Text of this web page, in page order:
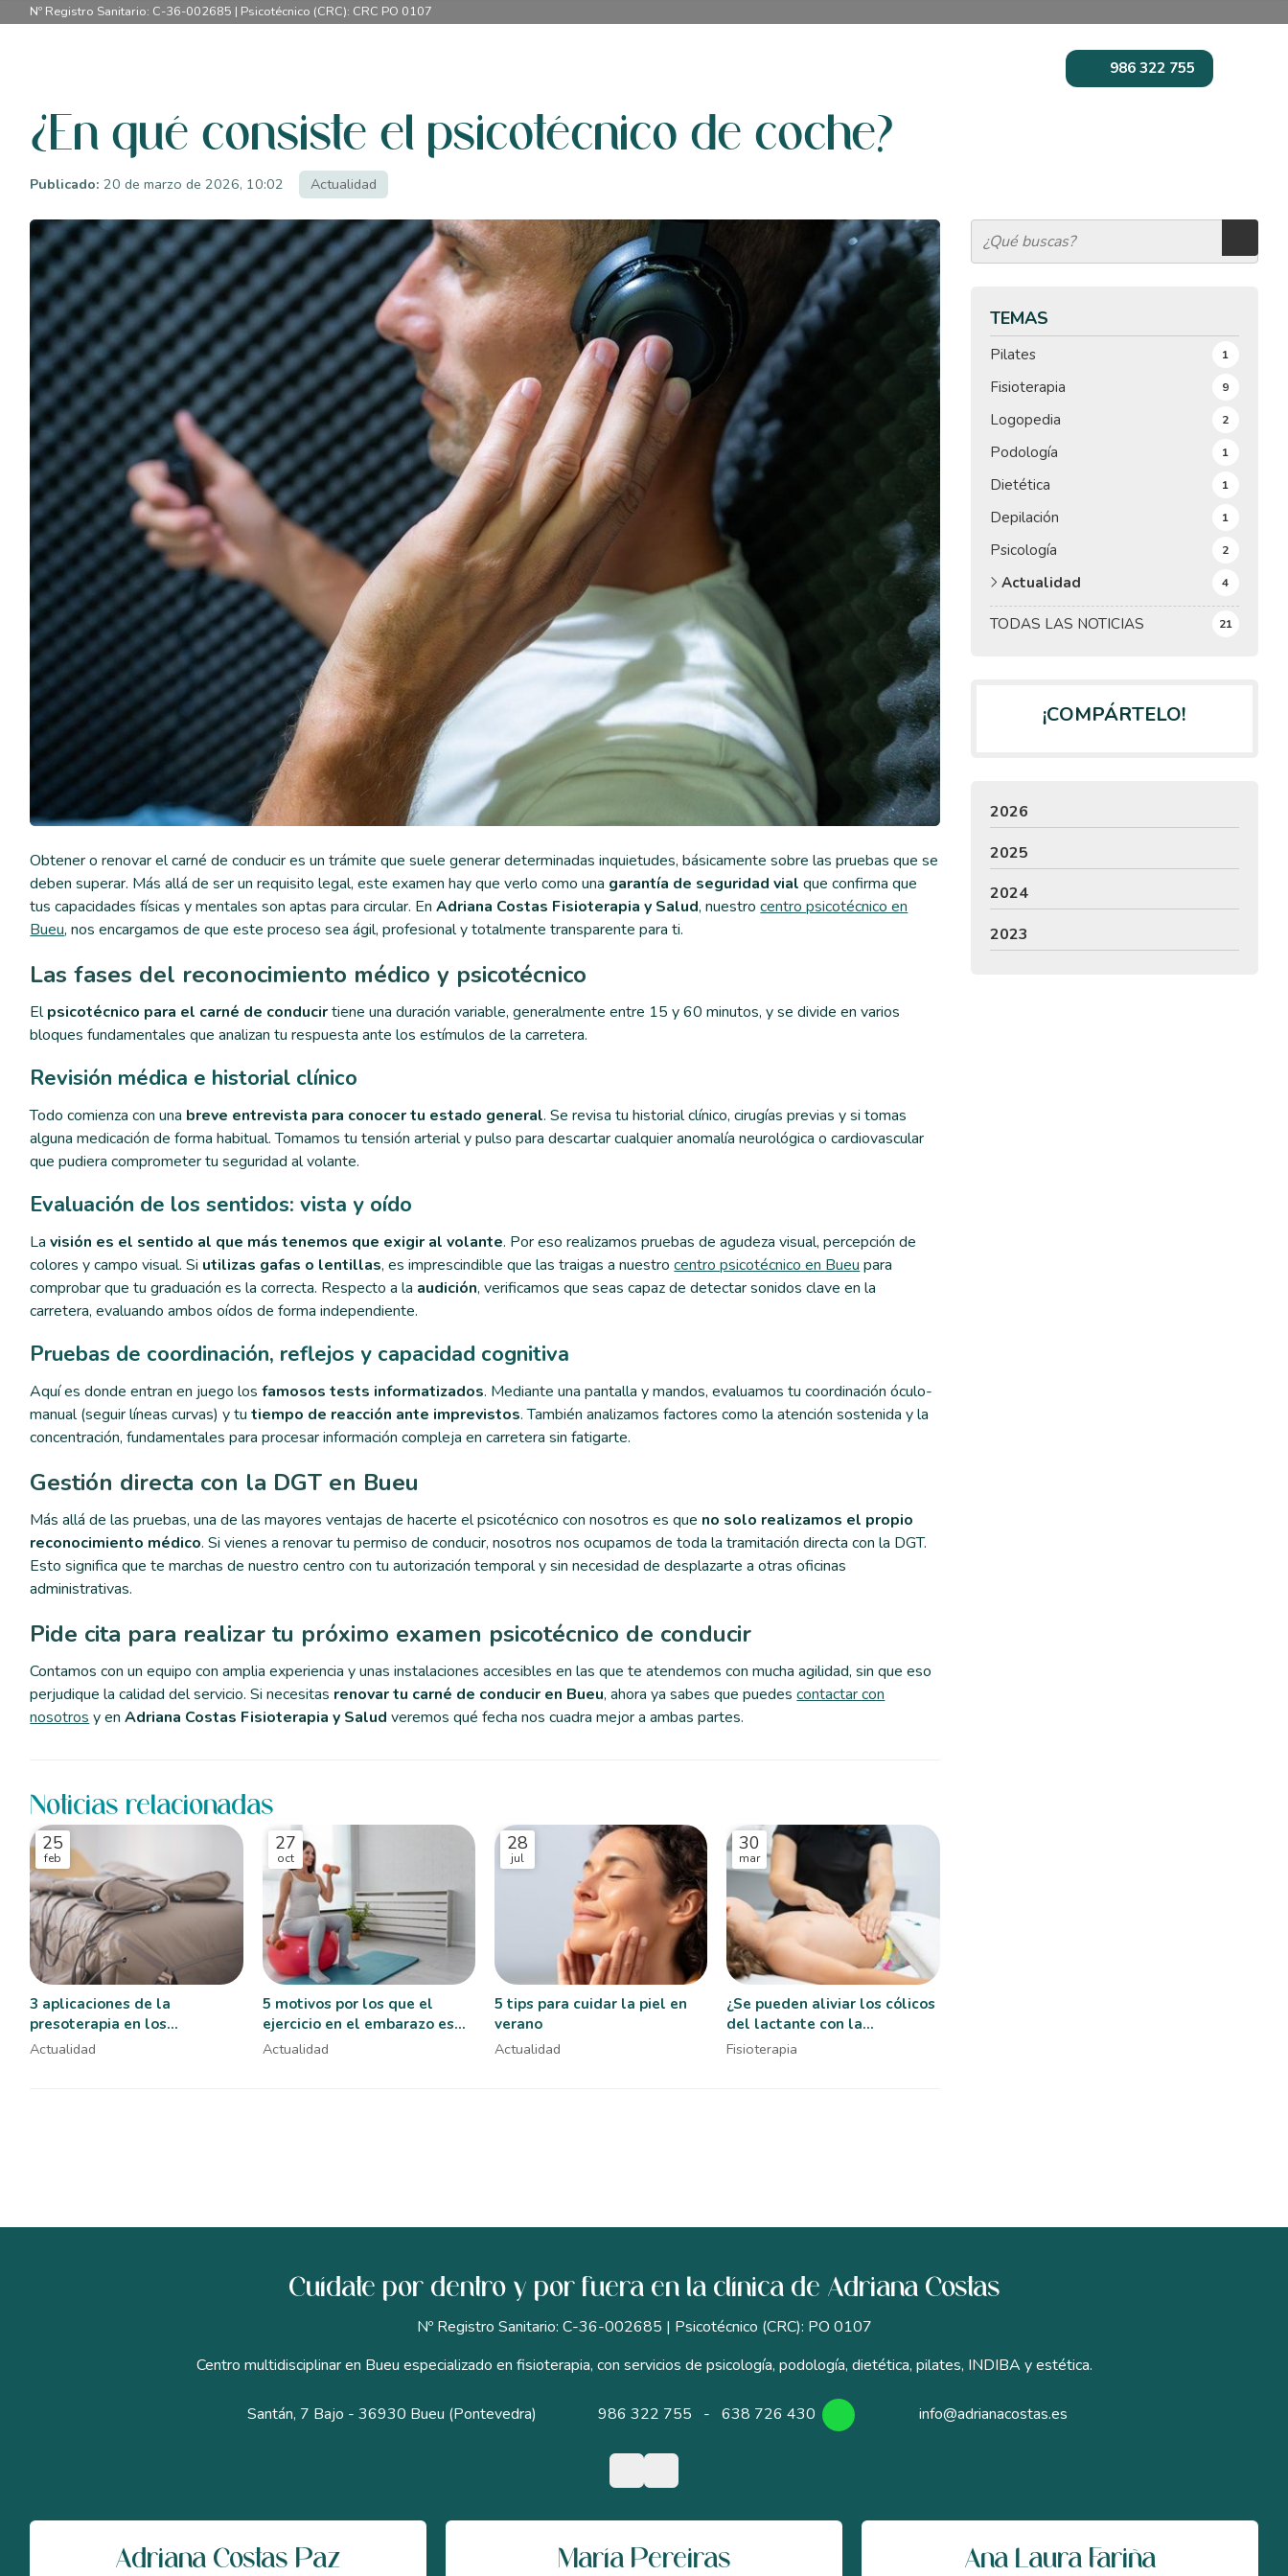
Nº Registro Sanitario: C-36-002685 | Psicotécnico (CRC): CRC PO 0107
986 322 755
¿En qué consiste el psicotécnico de coche?
Publicado: 20 de marzo de 2026, 10:02 Actualidad
TEMAS
TODAS LAS NOTICIAS 21
Pilates 1
Fisioterapia 9
Logopedia 2
Podología 1
Dietética 1
Depilación 1
Psicología 2
Actualidad 4
Obtener o renovar el carné de conducir es un trámite que suele generar determinadas inquietudes, básicamente sobre las pruebas que se
deben superar. Más allá de ser un requisito legal, este examen hay que verlo como una garantía de seguridad vial que confirma que
tus capacidades físicas y mentales son aptas para circular. EnAdriana Costas Fisioterapia y Salud, nuestrocentro psicotécnico en
Bueu, nos encargamos de que este proceso sea ágil, profesional y totalmente transparente para ti.
Las fases del reconocimiento médico y psicotécnico
Elpsicotécnico para el carné de conducirtiene una duración variable, generalmente entre 15 y 60 minutos, y se divide en varios
bloques fundamentales que analizan tu respuesta ante los estímulos de la carretera.
Revisión médica e historial clínico
Todo comienza con una breve entrevista para conocer tu estado general. Se revisa tu historial clínico, cirugías previas y si tomas
alguna medicación de forma habitual. Tomamos tu tensión arterial y pulso para descartar cualquier anomalía neurológica o cardiovascular
que pudiera comprometer tu seguridad al volante.
Evaluación de los sentidos: vista y oído
Lavisión es el sentido al que más tenemos que exigir al volante. Por eso realizamos pruebas de agudeza visual, percepción de
colores y campo visual. Si utilizas gafas o lentillas, es imprescindible que las traigas a nuestrocentro psicotécnico en Bueu para
comprobar que tu graduación es la correcta. Respecto a la audición, verificamos que seas capaz de detectar sonidos clave en la
carretera, evaluando ambos oídos de forma independiente.
Pruebas de coordinación, reflejos y capacidad cognitiva
Aquí es donde entran en juego losfamosos tests informatizados. Mediante una pantalla y mandos, evaluamos tu coordinación óculo-
manual (seguir líneas curvas) y tutiempo de reacción ante imprevistos. También analizamos factores como la atención sostenida y la
concentración, fundamentales para procesar información compleja en carretera sin fatigarte.
Gestión directa con la DGT en Bueu
Más allá de las pruebas, una de las mayores ventajas de hacerte el psicotécnico con nosotros es que no solo realizamos el propio
reconocimiento médico. Si vienes a renovar tu permiso de conducir, nosotros nos ocupamos de toda la tramitación directa con la DGT.
Esto significa que te marchas de nuestro centro con tu autorización temporal y sin necesidad de desplazarte a otras oficinas
administrativas.
Pide cita para realizar tu próximo examen psicotécnico de conducir
Contamos con un equipo con amplia experiencia y unas instalaciones accesibles en las que te atendemos con mucha agilidad, sin que eso
perjudique la calidad del servicio. Si necesitas renovar tu carné de conducir en Bueu, ahora ya sabes que puedescontactar con
nosotros y enAdriana Costas Fisioterapia y Salud veremos qué fecha nos cuadra mejor a ambas partes.
Noticias relacionadas
25
feb
3 aplicaciones de la
presoterapia en los
tratamientos de fisioterapia
Actualidad
27
oct
5 motivos por los que el
ejercicio en el embarazo es
importante
Actualidad
28
jul
5 tips para cuidar la piel en
verano
Actualidad
30
mar
¿Se pueden aliviar los cólicos
del lactante con la
fisioterapia pediátrica?
Fisioterapia
¡COMPÁRTELO!
2026
2025
2024
2023
Cuídate por dentro y por fuera en la clínica de Adriana Costas
Nº Registro Sanitario: C-36-002685 | Psicotécnico (CRC): PO 0107
Centro multidisciplinar en Bueu especializado en fisioterapia, con servicios de psicología, podología, dietética, pilates, INDIBA y estética.
Santán, 7 Bajo - 36930 Bueu (Pontevedra) 986 322 755 - 638 726 430 info@adrianacostas.es
Adriana Costas Paz María Pereiras Ana Laura Fariña